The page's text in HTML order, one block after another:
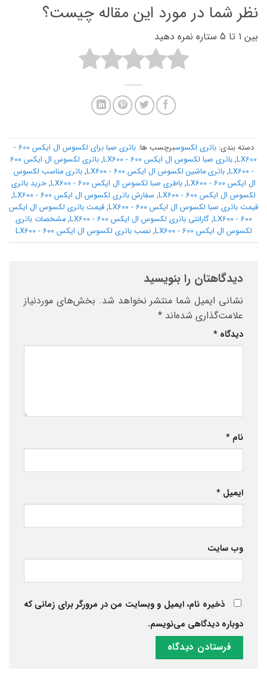
نظر شما در مورد این مقاله چیست؟
بین 1 تا 5 ستاره نمره دهید
دسته بندی:باتری لکسوسبرچسب ها:
باتری صبا برای لکسوس ال ایکس 600 -
LX600
, باتری صبا لکسوس ال ایکس 600 - LX600 ,
باتری لکسوس ال ایکس 600
- LX600
,باتری ماشین لکسوس ال ایکس 600 - LX600 ,باتری مناسب لکسوس
ال ایکس 600 - LX600
, باطری صبا لکسوس ال ایکس 600 - LX600 , خرید باتری
لکسوس ال ایکس 600 - LX600
, سفارش باتری لکسوس ال ایکس 600 - LX600
,
قیمت باتری صبا لکسوس ال ایکس 600 - LX600
, قیمت باتری لکسوس ال ایکس
600 - LX600
,گارانتی باتری لکسوس ال ایکس 600 - LX600 ,مشخصات باتری
لکسوس ال ایکس 600 - LX600
,نصب باتری لکسوس ال ایکس 600 - LX600
دیدگاهتان را بنویسید
نشانی ایمیل شما منتشر نخواهد شد. بخش‌های موردنیاز
علامت‌گذاری شده‌اند *
دیدگاه *
نام *
ایمیل *
وب‌ سایت
ذخیره نام، ایمیل و وبسایت من در مرورگر برای زمانی که
دوباره دیدگاهی می‌نویسم.